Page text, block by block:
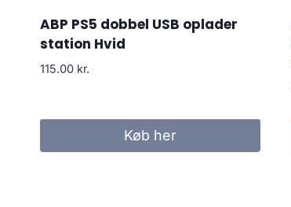
ABP PS5 dobbel USB oplader
station Hvid
115.00 kr.
Køb her